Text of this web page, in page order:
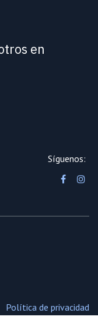
en
Síguenos:
Política de privacidad